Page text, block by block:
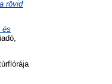
rövid
és